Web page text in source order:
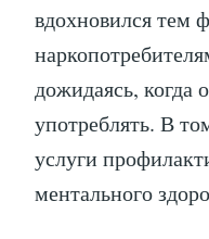
вдохновился тем
дожидаясь, когда
употреблять. В
услуги
ментального